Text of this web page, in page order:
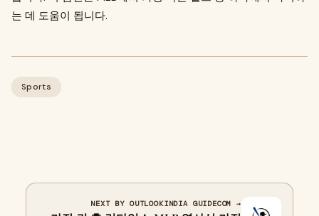
는 데 도움이 됩니다.
Sports
NEXT BY OUTLOOKINDIA GUIDECOM →